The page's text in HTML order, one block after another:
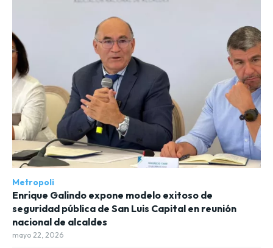
Metropoli
Enrique Galindo expone modelo exitoso de
seguridad pública de San Luis Capital en reunión
nacional de alcaldes
mayo 22, 2026